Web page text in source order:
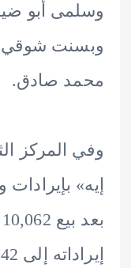
أبو ضيف،
شوقي، وهو
صادق.
الثالث،
بعد بيع
71,910,842 جنيهًا.